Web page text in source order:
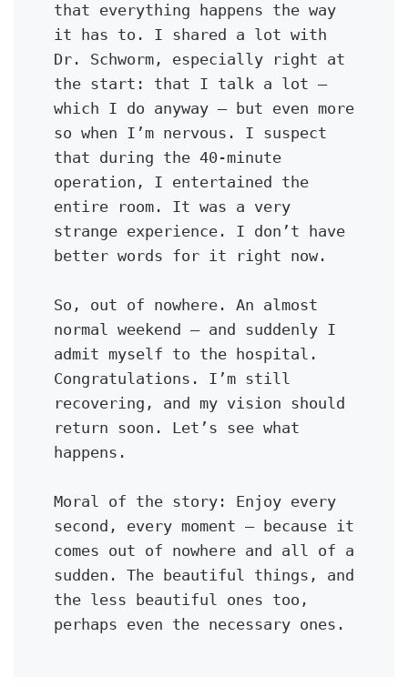
that everything happens the way
it has to. I shared a lot with
Dr. Schworm, especially right at
the start: that I talk a lot —
which I do anyway — but even more
so when I’m nervous. I suspect
that during the 40-minute
operation, I entertained the
entire room. It was a very
strange experience. I don’t have
better words for it right now.
So, out of nowhere. An almost
normal weekend — and suddenly I
admit myself to the hospital.
Congratulations. I’m still
recovering, and my vision should
return soon. Let’s see what
happens.
Moral of the story: Enjoy every
second, every moment — because it
comes out of nowhere and all of a
sudden. The beautiful things, and
the less beautiful ones too,
perhaps even the necessary ones.